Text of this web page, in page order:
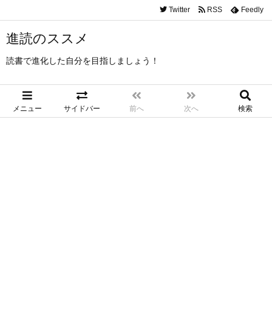
進読のススメ
読書で進化した自分を目指しましょう！
メニュー サイドバー 前へ 次へ 検索
Twitter RSS Feedly